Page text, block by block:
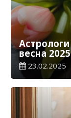
весна
23.02.2025